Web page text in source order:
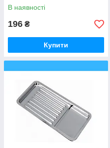
В наявності
196 ₴
Купити